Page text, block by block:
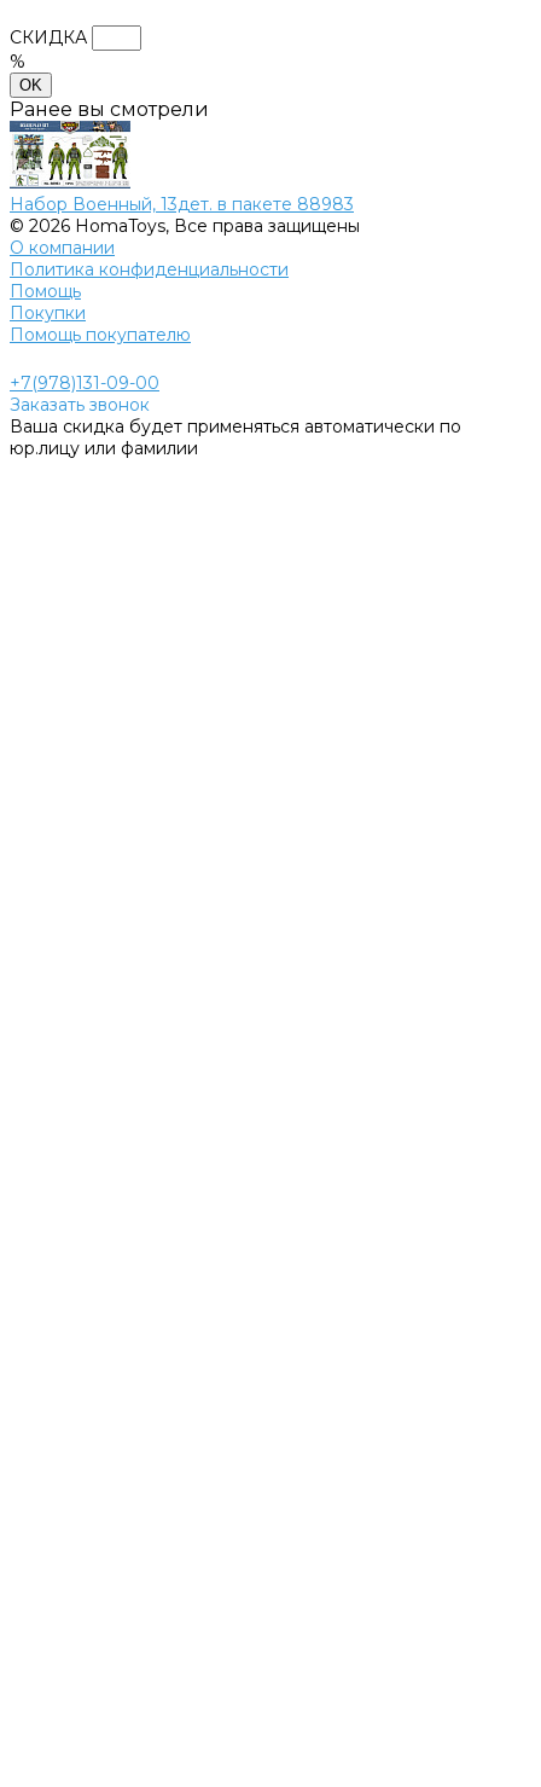
СКИДКА
%
OK
Ранее вы смотрели
Набор Военный, 13дет. в пакете 88983
© 2026 HomaToys, Все права защищены
О компании
Политика конфиденциальности
Помощь
Покупки
Помощь покупателю
+7(978)131-09-00
Заказать звонок
Ваша скидка будет применяться автоматически по
юр.лицу или фамилии